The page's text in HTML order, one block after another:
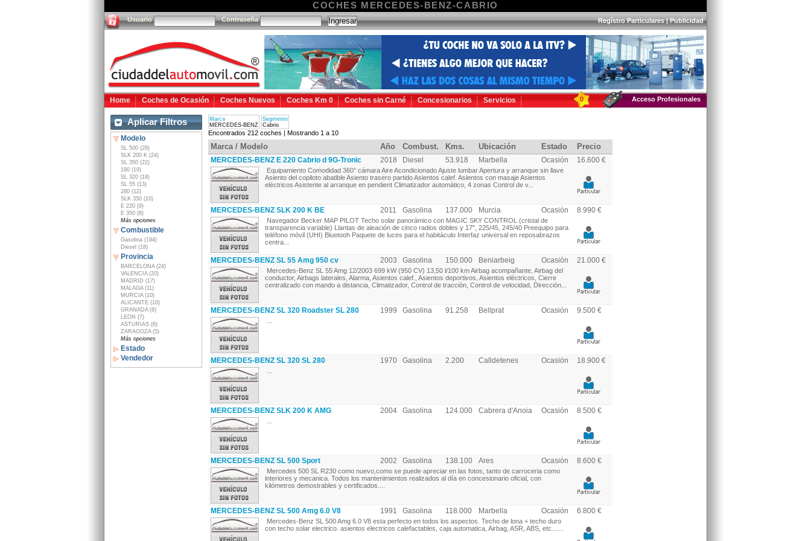
COCHES MERCEDES-BENZ-CABRIO
Usuario Contraseña Regístro Particulares|Publicidad
Home Coches de Ocasión Coches Nuevos Coches Km 0 Coches sin Carné Concesionarios Servicios 0 Acceso Profesionales
Aplicar Filtros
Modelo
SL 500 (29)
SLK 200 K (24)
SL 350 (22)
190 (19)
SL 320 (18)
SL 55 (13)
280 (12)
SLK 350 (10)
E 220 (9)
E 350 (8)
Más opciones
Combustible
Gasolina (194)
Diesel (18)
Provincia
BARCELONA (24)
VALENCIA (20)
MADRID (17)
MALAGA (11)
MURCIA (10)
ALICANTE (10)
GRANADA (8)
LEON (7)
ASTURIAS (6)
ZARAGOZA (5)
Más opciones
Estado
Vendedor
Marca
MERCEDES-BENZ
Segmento
Cabrio
Encontrados 212 coches | Mostrando 1 a 10
Marca / Modelo Año Combust. Kms. Ubicación Estado Precio
MERCEDES-BENZ E 220 Cabrio d 9G-Tronic 2018 Diesel 53.918 Marbella Ocasión 16.600 €
Equipamiento Comodidad 360° cámara Aire Acondicionado Ajuste lumbar Apertura y arranque sin llave
Asiento del copiloto abatible Asiento trasero partido Asientos calef. Asientos con masaje Asientos
eléctricos Asistente al arranque en pendient Climatizador automático, 4 zonas Control de v...
MERCEDES-BENZ SLK 200 K BE 2011 Gasolina 137.000 Murcia Ocasión 8.990 €
Navegador Becker MAP PILOT Techo solar panorámico con MAGIC SKY CONTROL (cristal de
transparencia variable) Llantas de aleación de cinco radios dobles y 17", 225/45, 245/40 Preequipo para
teléfono móvil (UHI) Bluetooh Paquete de luces para el habitáculo Interfaz universal en reposabrazos
centra...
MERCEDES-BENZ SL 55 Amg 950 cv 2003 Gasolina 150.000 Beniarbeig Ocasión 21.000 €
Mercedes-Benz SL 55 Amg 12/2003 699 kW (950 CV) 13,50 l/100 km Airbag acompañante, Airbag del
conductor, Airbags laterales, Alarma, Asientos calef., Asientos deportivos, Asientos eléctricos, Cierre
centralizado con mando a distancia, Climatizador, Control de tracción, Control de velocidad, Dirección...
MERCEDES-BENZ SL 320 Roadster SL 280 1999 Gasolina 91.258 Bellprat Ocasión 9.500 €
MERCEDES-BENZ SL 320 SL 280 1970 Gasolina 2.200 Calldetenes Ocasión 18.900 €
MERCEDES-BENZ SLK 200 K AMG 2004 Gasolina 124.000 Cabrera d'Anoia Ocasión 8.500 €
MERCEDES-BENZ SL 500 Sport 2002 Gasolina 138.100 Ares Ocasión 8.600 €
Mercedes 500 SL R230 como nuevo,como se puede apreciar en las fotos, tanto de carroceria como
interiores y mecanica. Todos los mantenimientos realizados al día en concesionario oficial, con
kilómetros demostrables y certificados....
MERCEDES-BENZ SL 500 Amg 6.0 V8 1991 Gasolina 118.000 Marbella Ocasión 6.800 €
Mercedes-Benz SL 500 Amg 6.0 V8 esta perfecto en todos los aspectos. Techo de lona + techo duro
con techo solar electrico. asientos electricos calefactables, caja automatica, Airbag, ASR, ABS, etc.......